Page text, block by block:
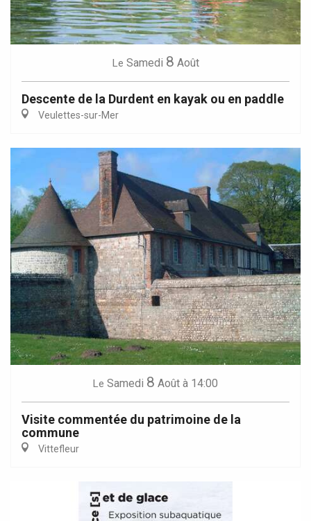
Le Samedi 8 Août
Descente de la Durdent en kayak ou en paddle
Veulettes-sur-Mer
Le Samedi 8 Août à 14:00
Visite commentée du patrimoine de la
commune
Vittefleur